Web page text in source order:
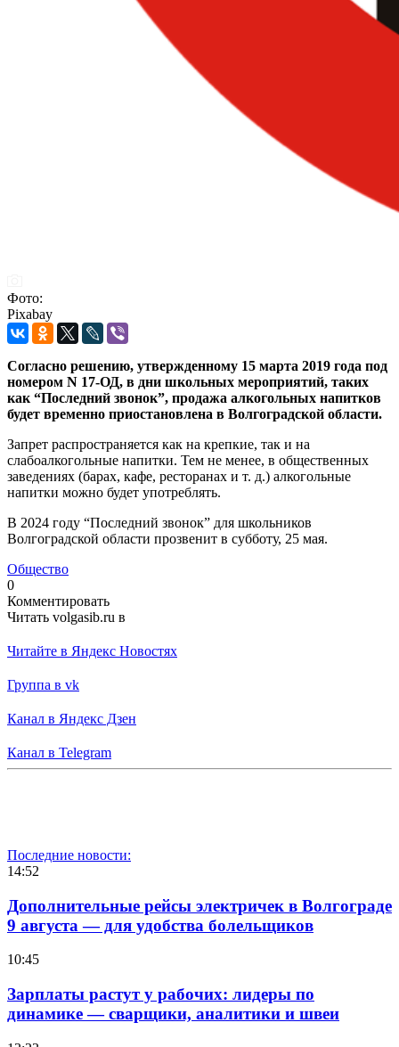
Фото:
Pixabay
Согласно решению, утвержденному 15 марта 2019 года под
номером N 17-ОД, в дни школьных мероприятий, таких
как “Последний звонок”, продажа алкогольных напитков
будет временно приостановлена в Волгоградской области.
Запрет распространяется как на крепкие, так и на
слабоалкогольные напитки. Тем не менее, в общественных
заведениях (барах, кафе, ресторанах и т. д.) алкогольные
напитки можно будет употреблять.
В 2024 году “Последний звонок” для школьников
Волгоградской области прозвенит в субботу, 25 мая.
Общество
0
Комментировать
Читать volgasib.ru в
Читайте в Яндекс Новостях
Группа в vk
Канал в Яндекс Дзен
Канал в Telegram
Последние новости:
14:52
Дополнительные рейсы электричек в Волгограде
9 августа — для удобства болельщиков
10:45
Зарплаты растут у рабочих: лидеры по
динамике — сварщики, аналитики и швеи